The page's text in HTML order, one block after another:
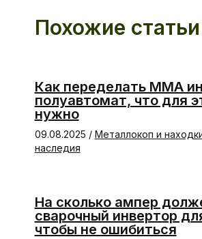
Похожие статьи
Как переделать ММА
полуавтомат, что для
нужно
09.08.2025 / Металлокоп и
наследия
На сколько ампер
сварочный инвертор
чтобы не ошибиться